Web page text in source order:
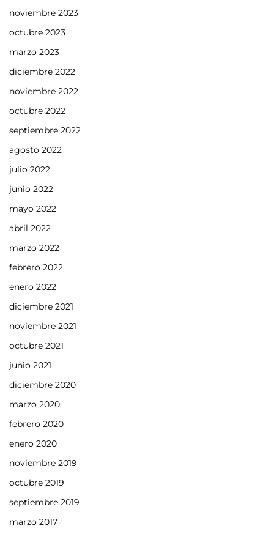
noviembre 2023
octubre 2023
marzo 2023
diciembre 2022
noviembre 2022
octubre 2022
septiembre 2022
agosto 2022
julio 2022
junio 2022
mayo 2022
abril 2022
marzo 2022
febrero 2022
enero 2022
diciembre 2021
noviembre 2021
octubre 2021
junio 2021
diciembre 2020
marzo 2020
febrero 2020
enero 2020
noviembre 2019
octubre 2019
septiembre 2019
marzo 2017